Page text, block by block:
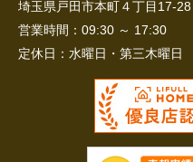
埼玉県戸田市本町４丁目17-28
営業時間： 09:30 ～ 17:30
定休日： 水曜日・第三木曜日